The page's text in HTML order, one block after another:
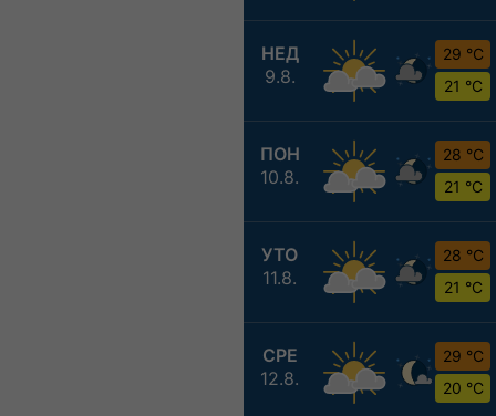
НЕД
9.8.
29 °C
21 °C
ПОН
10.8.
28 °C
21 °C
УТО
11.8.
28 °C
21 °C
СРЕ
12.8.
29 °C
20 °C